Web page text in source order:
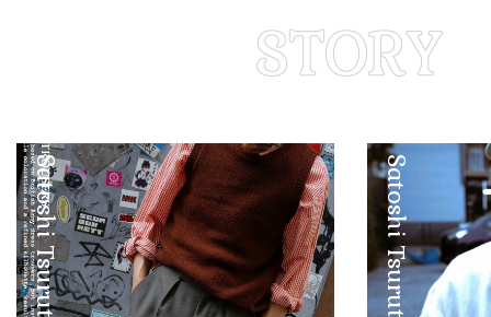
Satoshi Tsuruta Satoshi Tsuruta